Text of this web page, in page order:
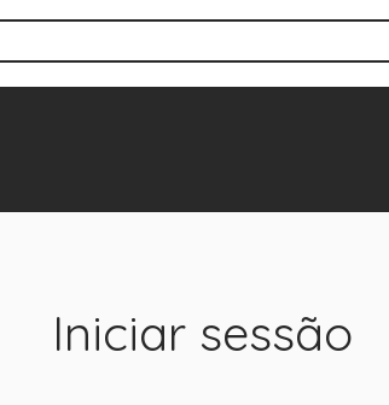
Iniciar sessão